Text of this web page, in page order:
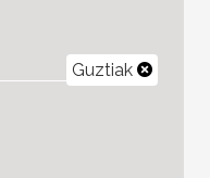
Guztiak